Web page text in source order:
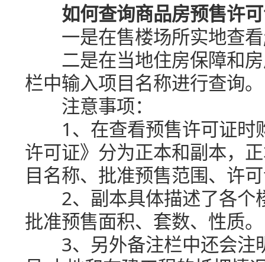
如何查询商品房预售许
一是在售楼场所实地查
二是在当地住房保障和房
栏中输入项目名称进行查询。
注意事项：
1、在查看预售许可证时
许可证》分为正本和副本，
目名称、批准预售范围、许
2、副本具体描述了各个
批准预售面积、套数、性质。
3、另外备注栏中还会注